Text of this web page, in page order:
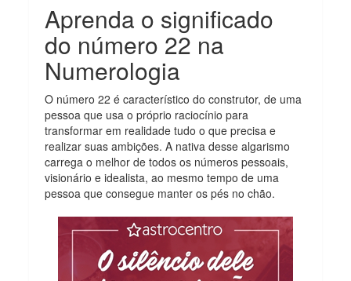
Aprenda o significado
do número 22 na
Numerologia
O número 22 é característico do construtor, de uma
pessoa que usa o próprio raciocínio para
transformar em realidade tudo o que precisa e
realizar suas ambições. A nativa desse algarismo
carrega o melhor de todos os números pessoais,
visionário e idealista, ao mesmo tempo de uma
pessoa que consegue manter os pés no chão.